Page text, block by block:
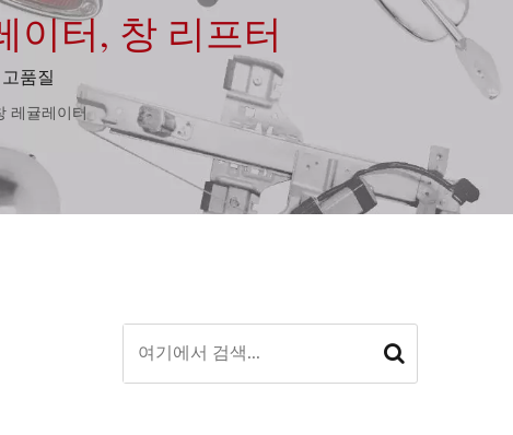
이터, 창 리프터
품질
레귤레이터